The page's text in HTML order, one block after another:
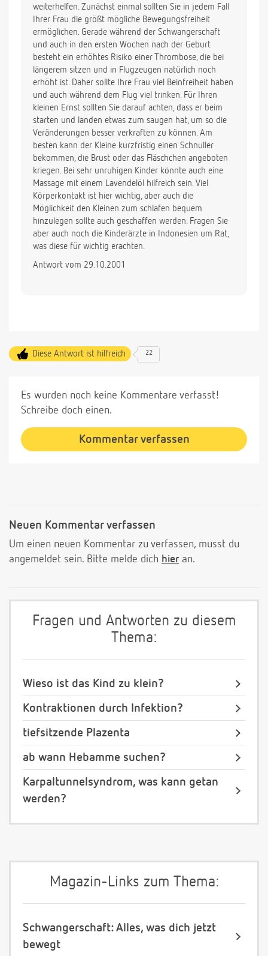
weiterhelfen. Zunächst einmal sollten Sie in jedem Fall
Ihrer Frau die größt mögliche Bewegungsfreiheit
ermöglichen. Gerade während der Schwangerschaft
und auch in den ersten Wochen nach der Geburt
besteht ein erhöhtes Risiko einer Thrombose, die bei
längerem sitzen und in Flugzeugen natürlich noch
erhöht ist. Daher sollte Ihre Frau viel Beinfreiheit haben
und auch während dem Flug viel trinken. Für Ihren
kleinen Ernst sollten Sie darauf achten, dass er beim
starten und landen etwas zum saugen hat, um so die
Veränderungen besser verkraften zu können. Am
besten kann der Kleine kurzfristig einen Schnuller
bekommen, die Brust oder das Fläschchen angeboten
kriegen. Bei sehr unruhigen Kinder könnte auch eine
Massage mit einem Lavendelöl hilfreich sein. Viel
Körperkontakt ist hier wichtig, aber auch die
Möglichkeit den Kleinen zum schlafen bequem
hinzulegen sollte auch geschaffen werden. Fragen Sie
aber auch noch die Kinderärzte in Indonesien um Rat,
was diese für wichtig erachten.
Antwort vom 29.10.2001
Diese Antwort ist hilfreich 22
Es wurden noch keine Kommentare verfasst!
Schreibe doch einen.
Kommentar verfassen
Neuen Kommentar verfassen
Um einen neuen Kommentar zu verfassen, musst du
angemeldet sein. Bitte melde dich hier an.
Fragen und Antworten zu diesem
Thema:
Wieso ist das Kind zu klein?
Kontraktionen durch Infektion?
tiefsitzende Plazenta
ab wann Hebamme suchen?
Karpaltunnelsyndrom, was kann getan
werden?
Magazin-Links zum Thema:
Schwangerschaft: Alles, was dich jetzt
bewegt